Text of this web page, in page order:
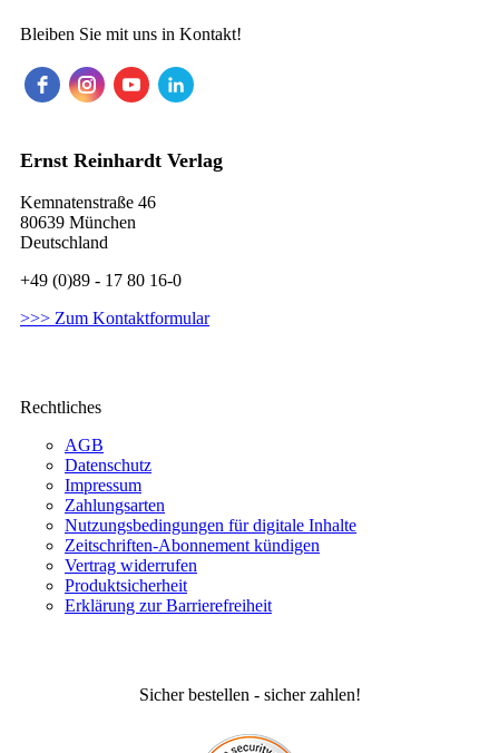
Bleiben Sie mit uns in Kontakt!
Ernst Reinhardt Verlag
Kemnatenstraße 46
80639 München
Deutschland
+49 (0)89 - 17 80 16-0
>>> Zum Kontaktformular
Rechtliches
AGB
Datenschutz
Impressum
Zahlungsarten
Nutzungsbedingungen für digitale Inhalte
Zeitschriften-Abonnement kündigen
Vertrag widerrufen
Produktsicherheit
Erklärung zur Barrierefreiheit
Sicher bestellen - sicher zahlen!